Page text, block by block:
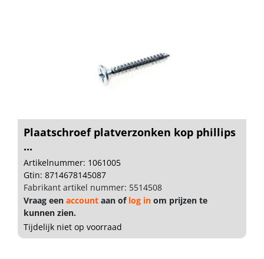
Plaatschroef platverzonken kop phillips
...
Artikelnummer: 1061005
Gtin: 8714678145087
Fabrikant artikel nummer: 5514508
Vraag een account aan of log in om prijzen te
kunnen zien.
Tijdelijk niet op voorraad